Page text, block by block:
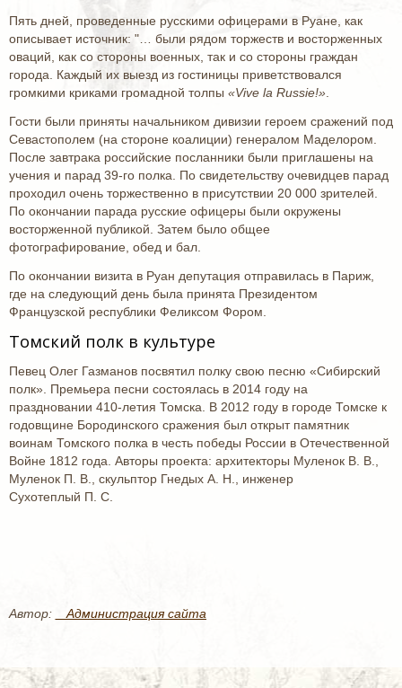
Пять дней, проведенные русскими офицерами в Руане, как
описывает источник: "… были рядом торжеств и восторженных
оваций, как со стороны военных, так и со стороны граждан
города. Каждый их выезд из гостиницы приветствовался
громкими криками громадной толпы «Vive la Russie!»
Гости были приняты начальником дивизии героем сражений под
Севастополем (на стороне коалиции) генералом Маделором.
После завтрака российские посланники были приглашены на
учения и парад 39-го полка. По свидетельству очевидцев парад
проходил очень торжественно в присутствии 20 000 зрителей.
По окончании парада русские офицеры были окружены
восторженной публикой. Затем было общее
фотографирование, обед и бал.
По окончании визита в Руан депутация отправилась в Париж,
где на следующий день была принята Президентом
Французской республики Феликсом Фором.
Томский полк в культуре
Певец Олег Газманов посвятил полку свою песню «Сибирский
полк». Премьера песни состоялась в 2014 году на
праздновании 410-летия Томска. В 2012 году в городе Томске к
годовщине Бородинского сражения был открыт памятник
воинам Томского полка в честь победы России в Отечественной
Войне 1812 года. Авторы проекта: архитекторы Муленок В. В.,
Муленок П. В., скульптор Гнедых А. Н., инженер
Сухотеплый П. С.
Автор: _ Администрация сайта